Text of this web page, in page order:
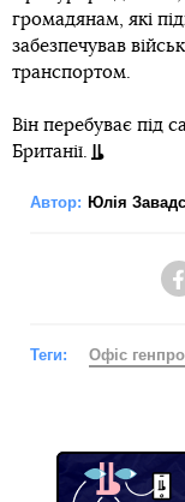
громадянам, які
забезпечував
транспортом.
Він перебуває під
Британії.
Автор: Юлія
Теги: Офіс